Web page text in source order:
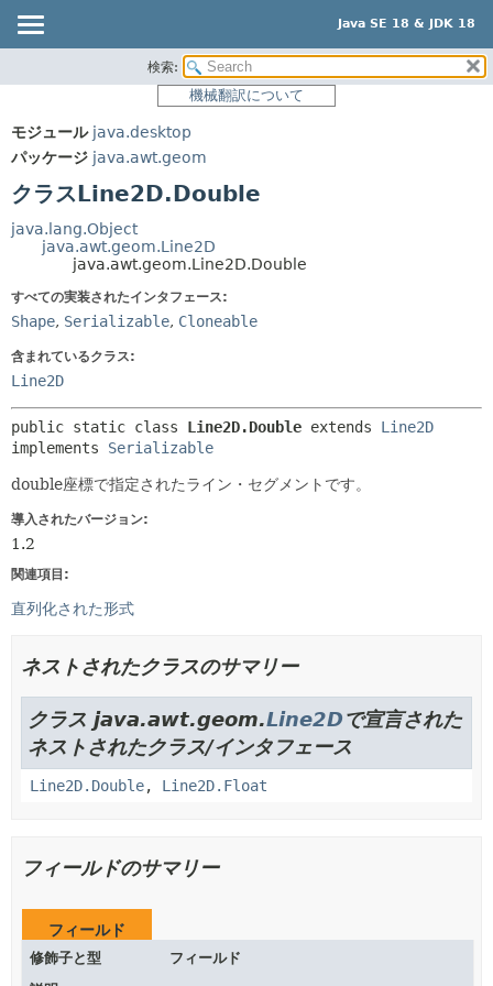
Java SE 18 & JDK 18
パッケージ
使用
ツリー
プレビュー
索引
ヘルプ
サマリー:
ネスト済
検索:
機械翻訳について
モジュール java.desktop
パッケージ java.awt.geom
クラスLine2D.Double
java.lang.Object
java.awt.geom.Line2D
java.awt.geom.Line2D.Double
すべての実装されたインタフェース:
Shape, Serializable, Cloneable
含まれているクラス:
Line2D
public static class Line2D.Double extends Line2D
implements Serializable
double座標で指定されたライン・セグメントです。
導入されたバージョン:
1.2
関連項目:
直列化された形式
ネストされたクラスのサマリー
クラス java.awt.geom.Line2Dで宣言された
ネストされたクラス/インタフェース
Line2D.Double, Line2D.Float
フィールドのサマリー
フィールド
修飾子と型
フィールド